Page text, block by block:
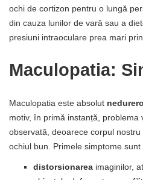
ochi de cortizon pentru o lungă
din cauza lunilor de vară sau a
presiuni intraoculare prea mari
Maculopatia:
Maculopatia este absolut
motiv, în primă instanță, problema
observată, deoarece corpul
ochiul bun. Primele simptome sunt
distorsionarea imaginilor,